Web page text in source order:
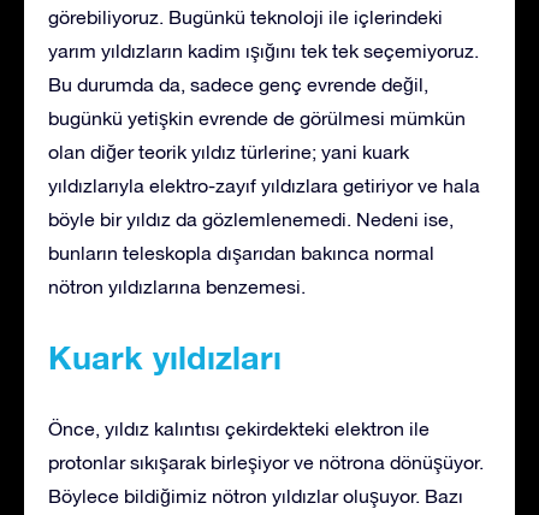
görebiliyoruz. Bugünkü teknoloji ile içlerindeki
yarım yıldızların kadim ışığını tek tek seçemiyoruz.
Bu durumda da, sadece genç evrende değil,
bugünkü yetişkin evrende de görülmesi mümkün
olan diğer teorik yıldız türlerine; yani kuark
yıldızlarıyla elektro-zayıf yıldızlara getiriyor ve hala
böyle bir yıldız da gözlemlenemedi. Nedeni ise,
bunların teleskopla dışarıdan bakınca normal
nötron yıldızlarına benzemesi.
Kuark yıldızları
Önce, yıldız kalıntısı çekirdekteki elektron ile
protonlar sıkışarak birleşiyor ve nötrona dönüşüyor.
Böylece bildiğimiz nötron yıldızlar oluşuyor. Bazı